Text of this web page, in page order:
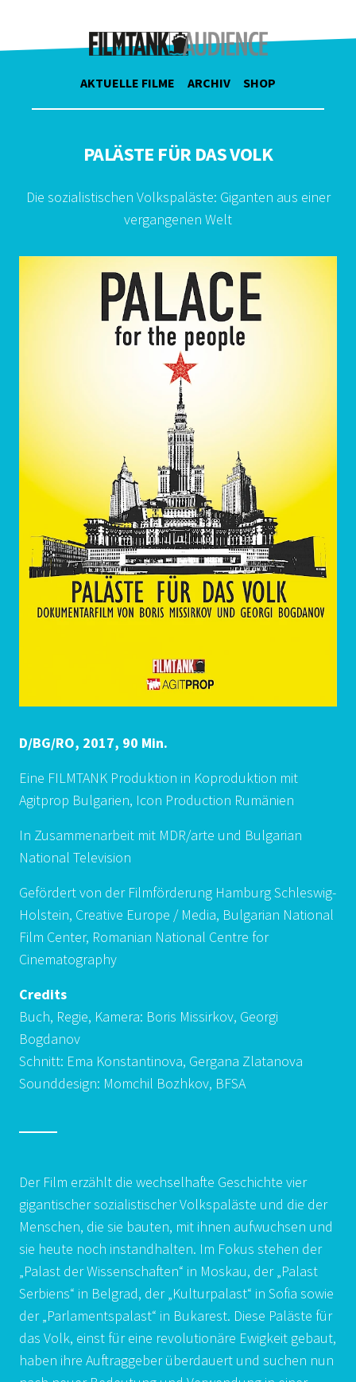
AKTUELLE FILME ARCHIV SHOP
PALÄSTE FÜR DAS VOLK
Die sozialistischen Volkspaläste: Giganten aus einer
vergangenen Welt
D/BG/RO, 2017, 90 Min.
Eine FILMTANK Produktion in Koproduktion mit
Agitprop Bulgarien, Icon Production Rumänien
In Zusammenarbeit mit MDR/arte und Bulgarian
National Television
Gefördert von der Filmförderung Hamburg Schleswig-
Holstein, Creative Europe / Media, Bulgarian National
Film Center, Romanian National Centre for
Cinematography
Credits
Buch, Regie, Kamera: Boris Missirkov, Georgi
Bogdanov
Schnitt: Ema Konstantinova, Gergana Zlatanova
Sounddesign: Momchil Bozhkov, BFSA
Der Film erzählt die wechselhafte Geschichte vier
gigantischer sozialistischer Volkspaläste und die der
Menschen, die sie bauten, mit ihnen aufwuchsen und
sie heute noch instandhalten. Im Fokus stehen der
„Palast der Wissenschaften“ in Moskau, der „Palast
Serbiens“ in Belgrad, der „Kulturpalast“ in Sofia sowie
der „Parlamentspalast“ in Bukarest. Diese Paläste für
das Volk, einst für eine revolutionäre Ewigkeit gebaut,
haben ihre Auftraggeber überdauert und suchen nun